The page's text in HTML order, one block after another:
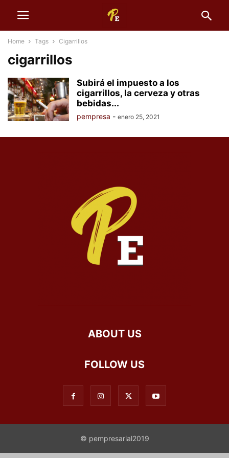
Home Tags Cigarrillos
cigarrillos
Subirá el impuesto a los
cigarrillos, la cerveza y otras
bebidas...
pempresa - enero 25, 2021
ABOUT US
FOLLOW US
© pempresarial2019